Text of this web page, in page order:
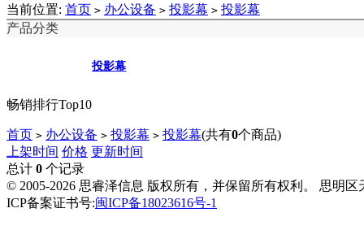
当前位置: 首页 > 办公设备 > 投影幕 > 投影幕
产品分类
投影幕
畅销排行Top10
首页 > 办公设备 > 投影幕 > 投影幕(共有0个商品)
上架时间 价格 更新时间
总计 0 个记录
© 2005-2026 思睿泽信息 版权所有，并保留所有权利。 思明区
ICP备案证书号:闽ICP备18023616号-1